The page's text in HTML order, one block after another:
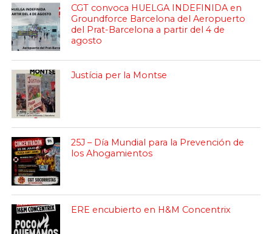
CGT convoca HUELGA INDEFINIDA en
Groundforce Barcelona del Aeropuerto
del Prat-Barcelona a partir del 4 de
agosto
Justícia per la Montse
25J – Día Mundial para la Prevención de
los Ahogamientos
ERE encubierto en H&M Concentrix